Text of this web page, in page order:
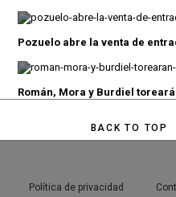
Pozuelo abre la venta de
Román, Mora y Burdiel
BACK TO TOP
Política de privacidad